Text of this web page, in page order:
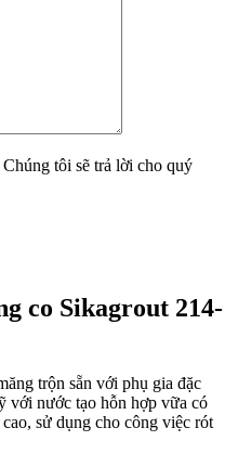
tôi sẽ trả lời cho quý
co Sikagrout 214-
trộn sẵn với phụ gia đặc
với nước tạo hỗn hợp vữa có
sử dụng cho công việc rót